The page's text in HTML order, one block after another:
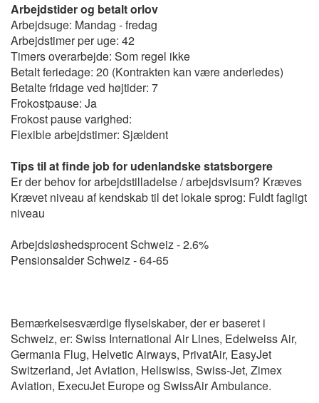
Arbejdstider og betalt orlov
Arbejdsuge: Mandag - fredag
Arbejdstimer per uge: 42
Timers overarbejde: Som regel ikke
Betalt feriedage: 20 (Kontrakten kan være anderledes)
Betalte fridage ved højtider: 7
Frokostpause: Ja
Frokost pause varighed:
Flexible arbejdstimer: Sjældent
Tips til at finde job for udenlandske statsborgere
Er der behov for arbejdstilladelse / arbejdsvisum? Kræves
Krævet niveau af kendskab til det lokale sprog: Fuldt fagligt
niveau
Arbejdsløshedsprocent Schweiz - 2.6%
Pensionsalder Schweiz - 64-65
Bemærkelsesværdige flyselskaber, der er baseret i
Schweiz, er: Swiss International Air Lines, Edelweiss Air,
Germania Flug, Helvetic Airways, PrivatAir, EasyJet
Switzerland, Jet Aviation, Heliswiss, Swiss-Jet, Zimex
Aviation, ExecuJet Europe og SwissAir Ambulance.